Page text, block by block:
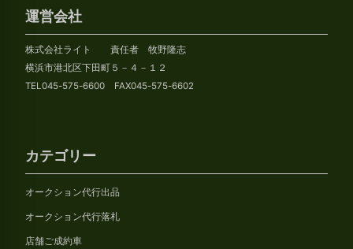
カ
イ
ブ
運営会社
株式会社ライト 責任者 牧野隆志
横浜市港北区下田町５－４－１２
TEL045-575-6600 FAX045-575-6602
カテゴリー
オークション代行出品
オークション代行落札
店舗ご成約車